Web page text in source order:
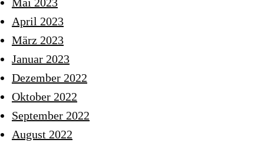
April 2023
März 2023
Januar 2023
Dezember 2022
Oktober 2022
September 2022
August 2022